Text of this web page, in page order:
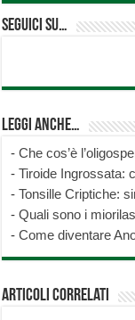
Seguici su…
Leggi anche…
-Che cos’è
-Tiroide Ingrossata:
-Tonsille Criptiche:
-Quali sono i
-Come diventare
Articoli correlati